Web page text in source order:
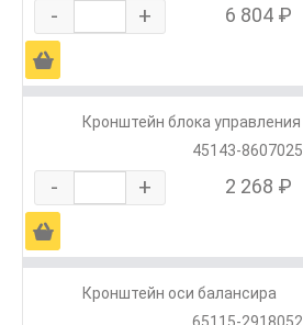
- + 6 804 ₽
Ä
Кронштейн блока управления
45143-8607025
- + 2 268 ₽
Ä
Кронштейн оси балансира